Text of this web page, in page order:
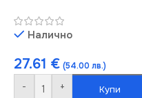
Налично
27.61 € (54.00 лв.)
- + Купи